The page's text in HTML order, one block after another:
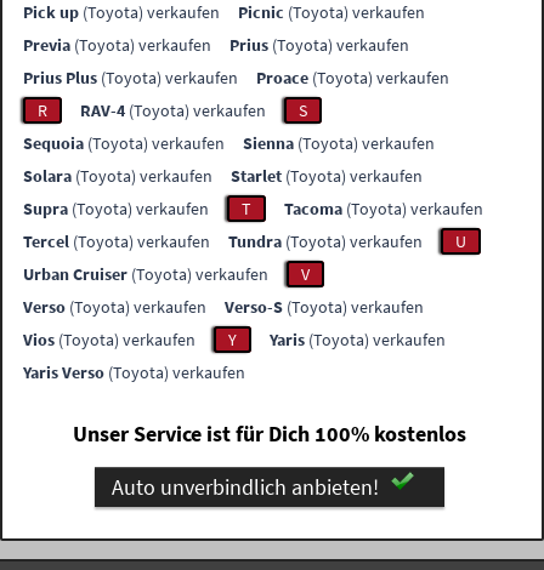
Pick up (Toyota) verkaufen Picnic (Toyota) verkaufen
Previa (Toyota) verkaufen Prius (Toyota) verkaufen
Prius Plus (Toyota) verkaufen Proace (Toyota) verkaufen
R
RAV-4 (Toyota) verkaufen
S
Sequoia (Toyota) verkaufen Sienna (Toyota) verkaufen
Solara (Toyota) verkaufen Starlet (Toyota) verkaufen
Supra (Toyota) verkaufen T Tacoma (Toyota) verkaufen
Tercel (Toyota) verkaufen Tundra (Toyota) verkaufen
U
Urban Cruiser (Toyota) verkaufen
V
Verso (Toyota) verkaufen Verso-S (Toyota) verkaufen
Vios (Toyota) verkaufen Y Yaris (Toyota) verkaufen
Yaris Verso (Toyota) verkaufen
Unser Service ist für Dich 100% kostenlos
Auto unverbindlich anbieten!